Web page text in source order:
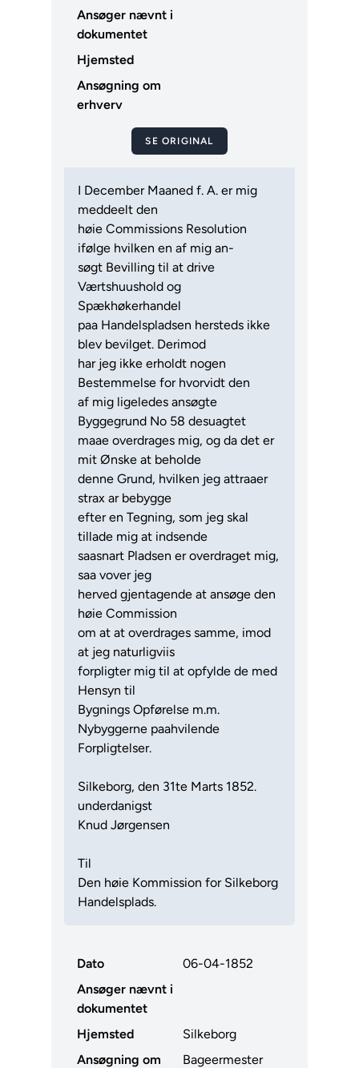
Ansøger nævnt i
dokumentet
Hjemsted
Ansøgning om
erhverv
SE ORIGINAL
I December Maaned f. A. er mig
meddeelt den
høie Commissions Resolution
ifølge hvilken en af mig an-
søgt Bevilling til at drive
Værtshuushold og
Spækhøkerhandel
paa Handelspladsen hersteds ikke
blev bevilget. Derimod
har jeg ikke erholdt nogen
Bestemmelse for hvorvidt den
af mig ligeledes ansøgte
Byggegrund No 58 desuagtet
maae overdrages mig, og da det er
mit Ønske at beholde
denne Grund, hvilken jeg attraaer
strax ar bebygge
efter en Tegning, som jeg skal
tillade mig at indsende
saasnart Pladsen er overdraget mig,
saa vover jeg
herved gjentagende at ansøge den
høie Commission
om at at overdrages samme, imod
at jeg naturligviis
forpligter mig til at opfylde de med
Hensyn til
Bygnings Opførelse m.m.
Nybyggerne paahvilende
Forpligtelser.
Silkeborg, den 31te Marts 1852.
underdanigst
Knud Jørgensen
Til
Den høie Kommission for Silkeborg
Handelsplads.
Dato
06-04-1852
Ansøger nævnt i
dokumentet
Hjemsted
Silkeborg
Ansøgning om
Bageermester